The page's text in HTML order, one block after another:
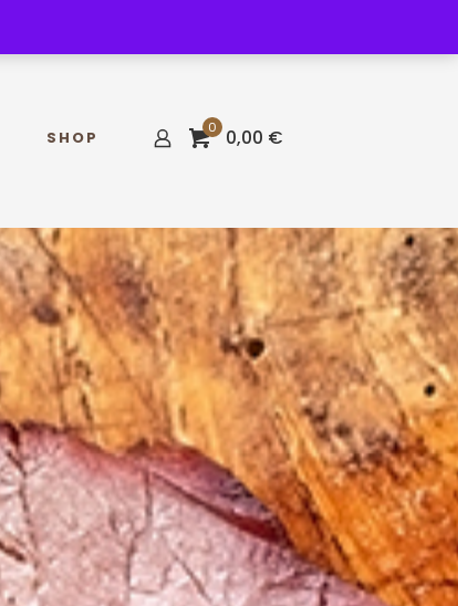
SHOP 0 0,00 €